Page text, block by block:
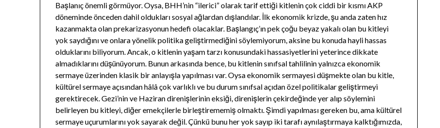
Başlanıç önemli görmüyor. Oysa, BHH’nin “ilerici” olarak tarif ettiği kitlenin çok ciddi bir kısmı AKP
döneminde önceden dahil oldukları sosyal ağlardan dışlandılar. İlk ekonomik krizde, şu anda zaten hız
kazanmakta olan prekarizasyonun hedefi olacaklar. Başlangıç’ın pek çoğu beyaz yakalı olan bu kitleyi
yok saydığını ve onlara yönelik politika geliştirmediğini söylemiyorum, aksine bu konuda hayli hassas
olduklarını biliyorum. Ancak, o kitlenin yaşam tarzı konusundaki hassasiyetlerini yeterince dikkate
almadıklarını düşünüyorum. Bunun arkasında bence, bu kitlenin sınıfsal tahlilinin yalnızca ekonomik
sermaye üzerinden klasik bir anlayışla yapılması var. Oysa ekonomik sermayesi düşmekte olan bu kitle,
kültürel sermaye açısından hâlâ çok varlıklı ve bu durum sınıfsal açıdan özel politikalar geliştirmeyi
gerektirecek. Gezi’nin ve Haziran direnişlerinin eksiği, direnişlerin çekirdeğinde yer alıp söylemini
belirleyen bu kitleyi, diğer emekçilerle birleştirememiş olmaktı. Şimdi yapılması gereken bu, ama kültürel
sermaye uçurumlarını yok sayarak değil. Çünkü bunu her yok sayıp iki tarafı aynılaştırmaya kalktığımızda,